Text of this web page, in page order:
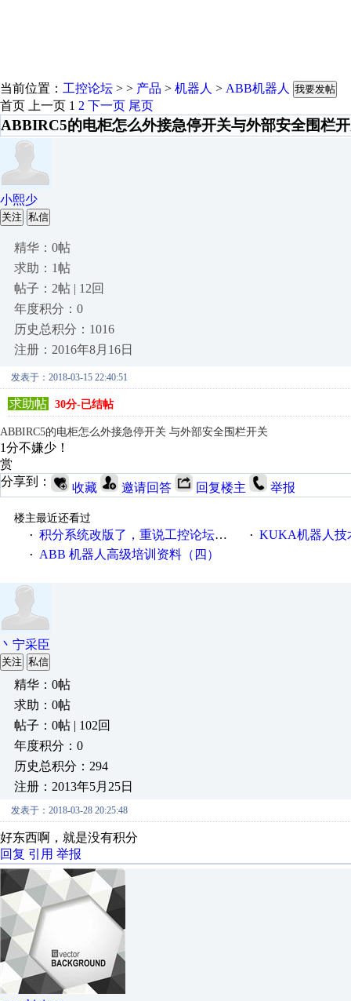
当前位置： 工控论坛 > > 产品 > 机器人 > ABB机器人 我要发帖
首页 上一页 1 2 下一页 尾页
ABBIRC5的电柜怎么外接急停开关与外部安全围栏
小熙少
关注 私信
精华：0帖
求助：1帖
帖子：2帖 | 12回
年度积分：0
历史总积分：1016
注册：2016年8月16日
发表于：2018-03-15 22:40:51
求助帖 30分-已结帖
ABBIRC5的电柜怎么外接急停开关 与外部安全围栏开关
1分不嫌少！
赏
分享到：
收藏 邀请回答 回复楼主 举报
楼主最近还看过
· 积分系统改版了，重说工控论坛积分那点事儿…… · KUKA机器人技
· ABB 机器人高级培训资料（四）
丶宁采臣
关注 私信
精华：0帖
求助：0帖
帖子：0帖 | 102回
年度积分：0
历史总积分：294
注册：2013年5月25日
发表于：2018-03-28 20:25:48
好东西啊，就是没有积分
回复 引用 举报